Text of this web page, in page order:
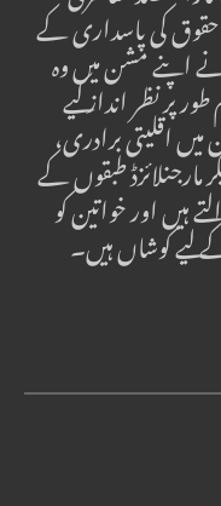
کی پاسداری کے
اپنے مشن میں وہ
پر نظر انداز کیے
اقلیتی برادری،
طبقوں کے
اور خواتین کو
لیے کوشاں ہیں۔